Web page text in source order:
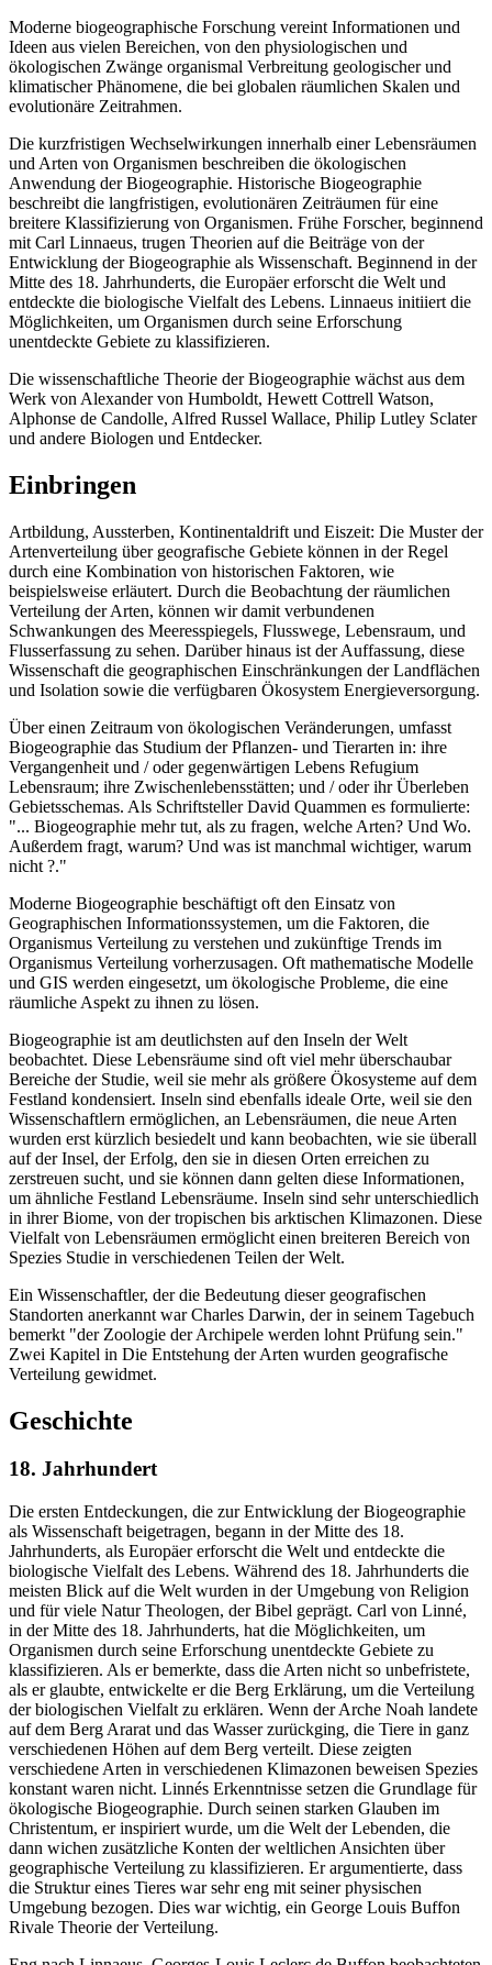
Moderne biogeographische Forschung vereint Informationen und
Ideen aus vielen Bereichen, von den physiologischen und
ökologischen Zwänge organismal Verbreitung geologischer und
klimatischer Phänomene, die bei globalen räumlichen Skalen und
evolutionäre Zeitrahmen.
Die kurzfristigen Wechselwirkungen innerhalb einer Lebensräumen
und Arten von Organismen beschreiben die ökologischen
Anwendung der Biogeographie. Historische Biogeographie
beschreibt die langfristigen, evolutionären Zeiträumen für eine
breitere Klassifizierung von Organismen. Frühe Forscher, beginnend
mit Carl Linnaeus, trugen Theorien auf die Beiträge von der
Entwicklung der Biogeographie als Wissenschaft. Beginnend in der
Mitte des 18. Jahrhunderts, die Europäer erforscht die Welt und
entdeckte die biologische Vielfalt des Lebens. Linnaeus initiiert die
Möglichkeiten, um Organismen durch seine Erforschung
unentdeckte Gebiete zu klassifizieren.
Die wissenschaftliche Theorie der Biogeographie wächst aus dem
Werk von Alexander von Humboldt, Hewett Cottrell Watson,
Alphonse de Candolle, Alfred Russel Wallace, Philip Lutley Sclater
und andere Biologen und Entdecker.
Einbringen
Artbildung, Aussterben, Kontinentaldrift und Eiszeit: Die Muster der
Artenverteilung über geografische Gebiete können in der Regel
durch eine Kombination von historischen Faktoren, wie
beispielsweise erläutert. Durch die Beobachtung der räumlichen
Verteilung der Arten, können wir damit verbundenen
Schwankungen des Meeresspiegels, Flusswege, Lebensraum, und
Flusserfassung zu sehen. Darüber hinaus ist der Auffassung, diese
Wissenschaft die geographischen Einschränkungen der Landflächen
und Isolation sowie die verfügbaren Ökosystem Energieversorgung.
Über einen Zeitraum von ökologischen Veränderungen, umfasst
Biogeographie das Studium der Pflanzen- und Tierarten in: ihre
Vergangenheit und / oder gegenwärtigen Lebens Refugium
Lebensraum; ihre Zwischenlebensstätten; und / oder ihr Überleben
Gebietsschemas. Als Schriftsteller David Quammen es formulierte:
"... Biogeographie mehr tut, als zu fragen, welche Arten? Und Wo.
Außerdem fragt, warum? Und was ist manchmal wichtiger, warum
nicht ?."
Moderne Biogeographie beschäftigt oft den Einsatz von
Geographischen Informationssystemen, um die Faktoren, die
Organismus Verteilung zu verstehen und zukünftige Trends im
Organismus Verteilung vorherzusagen. Oft mathematische Modelle
und GIS werden eingesetzt, um ökologische Probleme, die eine
räumliche Aspekt zu ihnen zu lösen.
Biogeographie ist am deutlichsten auf den Inseln der Welt
beobachtet. Diese Lebensräume sind oft viel mehr überschaubar
Bereiche der Studie, weil sie mehr als größere Ökosysteme auf dem
Festland kondensiert. Inseln sind ebenfalls ideale Orte, weil sie den
Wissenschaftlern ermöglichen, an Lebensräumen, die neue Arten
wurden erst kürzlich besiedelt und kann beobachten, wie sie überall
auf der Insel, der Erfolg, den sie in diesen Orten erreichen zu
zerstreuen sucht, und sie können dann gelten diese Informationen,
um ähnliche Festland Lebensräume. Inseln sind sehr unterschiedlich
in ihrer Biome, von der tropischen bis arktischen Klimazonen. Diese
Vielfalt von Lebensräumen ermöglicht einen breiteren Bereich von
Spezies Studie in verschiedenen Teilen der Welt.
Ein Wissenschaftler, der die Bedeutung dieser geografischen
Standorten anerkannt war Charles Darwin, der in seinem Tagebuch
bemerkt "der Zoologie der Archipele werden lohnt Prüfung sein."
Zwei Kapitel in Die Entstehung der Arten wurden geografische
Verteilung gewidmet.
Geschichte
18. Jahrhundert
Die ersten Entdeckungen, die zur Entwicklung der Biogeographie
als Wissenschaft beigetragen, begann in der Mitte des 18.
Jahrhunderts, als Europäer erforscht die Welt und entdeckte die
biologische Vielfalt des Lebens. Während des 18. Jahrhunderts die
meisten Blick auf die Welt wurden in der Umgebung von Religion
und für viele Natur Theologen, der Bibel geprägt. Carl von Linné,
in der Mitte des 18. Jahrhunderts, hat die Möglichkeiten, um
Organismen durch seine Erforschung unentdeckte Gebiete zu
klassifizieren. Als er bemerkte, dass die Arten nicht so unbefristete,
als er glaubte, entwickelte er die Berg Erklärung, um die Verteilung
der biologischen Vielfalt zu erklären. Wenn der Arche Noah landete
auf dem Berg Ararat und das Wasser zurückging, die Tiere in ganz
verschiedenen Höhen auf dem Berg verteilt. Diese zeigten
verschiedene Arten in verschiedenen Klimazonen beweisen Spezies
konstant waren nicht. Linnés Erkenntnisse setzen die Grundlage für
ökologische Biogeographie. Durch seinen starken Glauben im
Christentum, er inspiriert wurde, um die Welt der Lebenden, die
dann wichen zusätzliche Konten der weltlichen Ansichten über
geographische Verteilung zu klassifizieren. Er argumentierte, dass
die Struktur eines Tieres war sehr eng mit seiner physischen
Umgebung bezogen. Dies war wichtig, ein George Louis Buffon
Rivale Theorie der Verteilung.